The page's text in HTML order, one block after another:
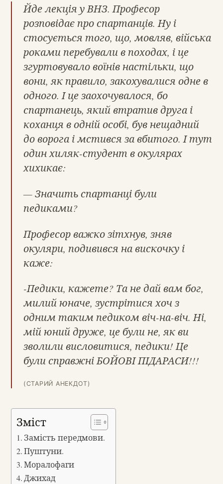
Йде лекція у ВНЗ. Професор
розповідає про спартанців. Ну і
стосується того, що, мовляв, війська
роками перебували в походах, і це
згуртовувало воїнів настільки, що
вони, як правило, закохувалися одне в
одного. І це заохочувалося, бо
спартанець, який втратив друга і
коханця в одній особі, був нещадний
до ворога і мстився за вбитого. І тут
один хиляк-студент в окулярах
хихикає:
— Значить спартанці були
педиками?
Професор важко зітхнув, зняв
окуляри, подивився на вискочку і
каже:
-Педики, кажете? Та не дай вам бог,
милий юначе, зустрітися хоч з
одним таким педиком віч-на-віч. Ні,
мій юний друже, це були не, як ви
зволили висловитися, педики! Це
були справжні БОЙОВІ ПІДАРАСИ!!!
(СТАРИЙ АНЕКДОТ)
Зміст
Замість передмови.
Пуштуни.
Моралофаги
Джихад